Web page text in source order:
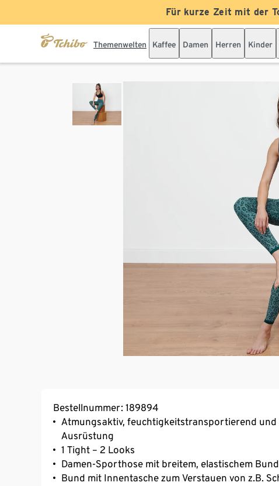
Für kurze Zeit mit der
Themenwelten Kaffee Damen Herren Kinder
Bestellnummer: 189894
Atmungsaktiv, feuchtigkeitstransportierend
Ausrüstung
1 Tight – 2 Looks
Damen-Sporthose mit breitem, elastischem Bund
Bund mit Innentasche zum Verstauen von z.B.